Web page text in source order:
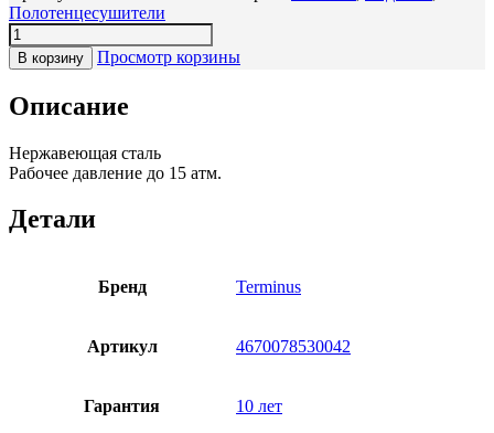
Полотенцесушители
В корзину Просмотр корзины
Описание
Нержавеющая сталь
Рабочее давление до 15 атм.
Детали
Бренд Terminus
Артикул 4670078530042
Гарантия 10 лет